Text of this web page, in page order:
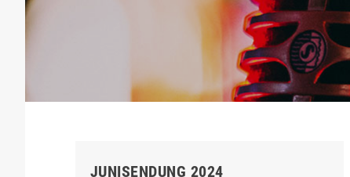
JUNISENDUNG 2024